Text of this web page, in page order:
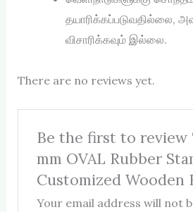
தயாரிக்கப்படுவதில்லை,
விசாரிக்கவும் இல்லை.
There are no reviews yet.
Be the first to review
mm OVAL Rubber
Customized Wooden
Your email address will not